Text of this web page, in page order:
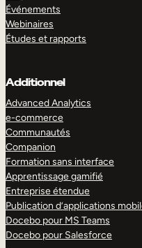
Événements
Webinaires
Études et rapports
Additionnel
Advanced Analytics
e-commerce
Communautés
Companion
Formation sans interface
Apprentissage gamifié
Entreprise étendue
Publication d’applications
Docebo pour MS Teams
Docebo pour Salesforce